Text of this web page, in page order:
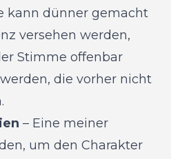
kann dünner gemacht
versehen werden,
Stimme offenbar
die vorher nicht
– Eine meiner
um den Charakter